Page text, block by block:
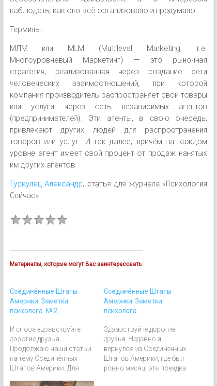
наблюдать, как оно всё организовано и продумано.
Термины:
МЛМ или MLM (Multilevel Marketing, т.е.
Многоуровневый Маркетинг) — это рыночная
стратегия, реализованная через создание сети
человеческих взаимоотношений, при которой
компания-производитель распространяет свои товары
или услуги через сеть независимых агентов
(предпринимателей). Эти агенты, в свою очередь,
привлекают других людей для распространения
товаров или услуг. И так далее, причём на каждом
уровне агент имеет свой процент от продаж нанятых
им других агентов.
Туркулец Александр, статья для журнала «Психология
Сейчас»
Материалы, которые могут Вас заинтересовать:
Соединённые Штаты
Америки. Заметки
психолога. № 2.
И снова здравствуйте
дорогие друзья.
Продолжаю наши статьи
на тему Соединённых
Штатов Америки. Для
Соединённые Штаты
Америки. Заметки
психолога.
Здравствуйте дорогие
друзья. Недавно я
вернулся из Соединённых
Штатов Америки, где был
ровно месяц, эта поездка